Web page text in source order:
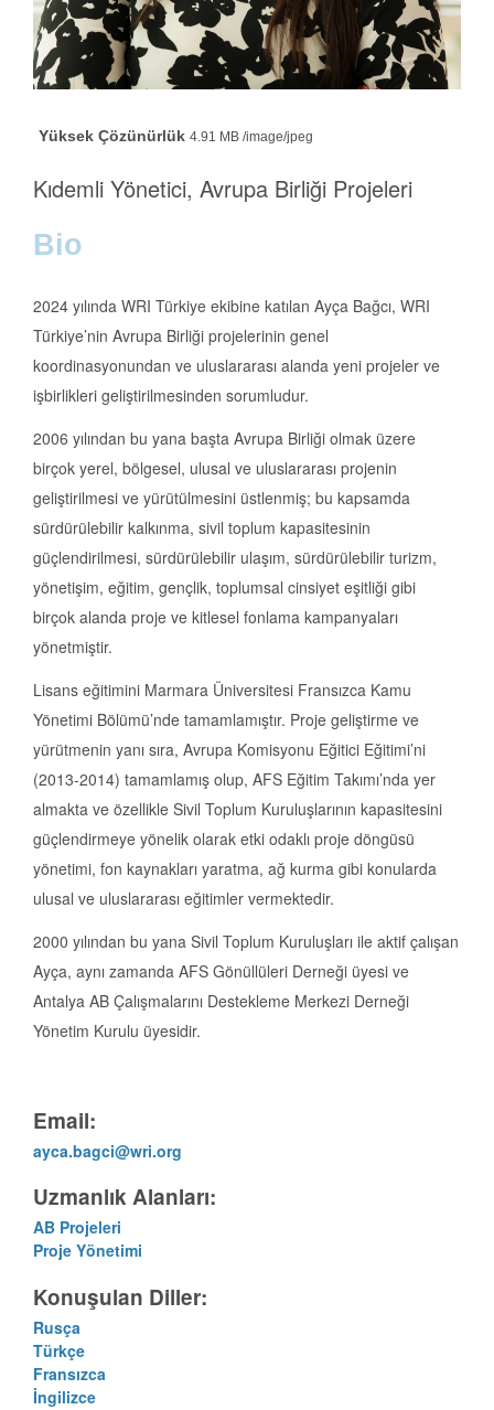
Yüksek Çözünürlük 4.91 MB /image/jpeg
Person Title
Kıdemli Yönetici, Avrupa Birliği Projeleri
Bio
2024 yılında WRI Türkiye ekibine katılan Ayça Bağcı, WRI
Türkiye’nin Avrupa Birliği projelerinin genel
koordinasyonundan ve uluslararası alanda yeni projeler ve
işbirlikleri geliştirilmesinden sorumludur.
2006 yılından bu yana başta Avrupa Birliği olmak üzere
birçok yerel, bölgesel, ulusal ve uluslararası projenin
geliştirilmesi ve yürütülmesini üstlenmiş; bu kapsamda
sürdürülebilir kalkınma, sivil toplum kapasitesinin
güçlendirilmesi, sürdürülebilir ulaşım, sürdürülebilir turizm,
yönetişim, eğitim, gençlik, toplumsal cinsiyet eşitliği gibi
birçok alanda proje ve kitlesel fonlama kampanyaları
yönetmiştir.
Lisans eğitimini Marmara Üniversitesi Fransızca Kamu
Yönetimi Bölümü’nde tamamlamıştır. Proje geliştirme ve
yürütmenin yanı sıra, Avrupa Komisyonu Eğitici Eğitimi’ni
(2013-2014) tamamlamış olup, AFS Eğitim Takımı’nda yer
almakta ve özellikle Sivil Toplum Kuruluşlarının kapasitesini
güçlendirmeye yönelik olarak etki odaklı proje döngüsü
yönetimi, fon kaynakları yaratma, ağ kurma gibi konularda
ulusal ve uluslararası eğitimler vermektedir.
2000 yılından bu yana Sivil Toplum Kuruluşları ile aktif çalışan
Ayça, aynı zamanda AFS Gönüllüleri Derneği üyesi ve
Antalya AB Çalışmalarını Destekleme Merkezi Derneği
Yönetim Kurulu üyesidir.
Email:
ayca.bagci@wri.org
Uzmanlık Alanları:
AB Projeleri
Proje Yönetimi
Konuşulan Diller:
Rusça
Türkçe
Fransızca
İngilizce